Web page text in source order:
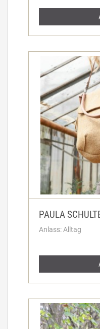
PAULA
Anlass: Alltag